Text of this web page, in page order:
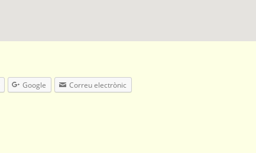
Google Correu electrònic